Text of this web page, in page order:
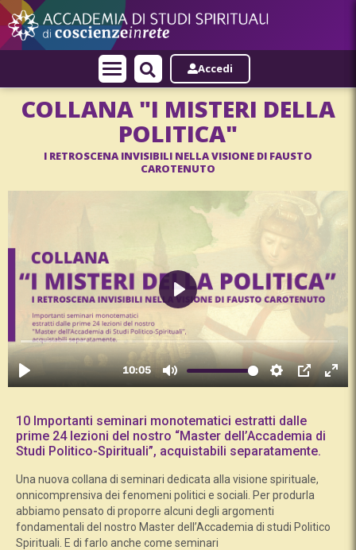
Accedi
COLLANA "I MISTERI DELLA
POLITICA"
I RETROSCENA INVISIBILI NELLA VISIONE DI FAUSTO
CAROTENUTO
10 Importanti seminari monotematici estratti dalle
prime 24 lezioni del nostro “Master dell’Accademia di
Studi Politico-Spirituali”, acquistabili separatamente.
Una nuova collana di seminari dedicata alla visione spirituale,
onnicomprensiva dei fenomeni politici e sociali. Per produrla
abbiamo pensato di proporre alcuni degli argomenti
fondamentali del nostro Master dell’Accademia di studi Politico
Spirituali. E di farlo anche come seminari